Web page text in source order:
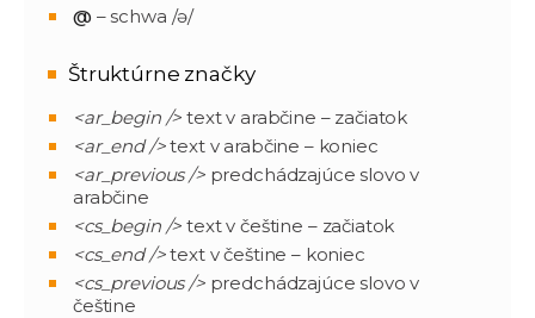
@ – schwa /ə/
Štruktúrne značky
<ar_begin /> text v arabčine – začiatok
<ar_end />text v arabčine – koniec
<ar_previous />predchádzajúce slovo v
arabčine
<cs_begin /> text v češtine – začiatok
<cs_end />text v češtine – koniec
<cs_previous />predchádzajúce slovo v
češtine